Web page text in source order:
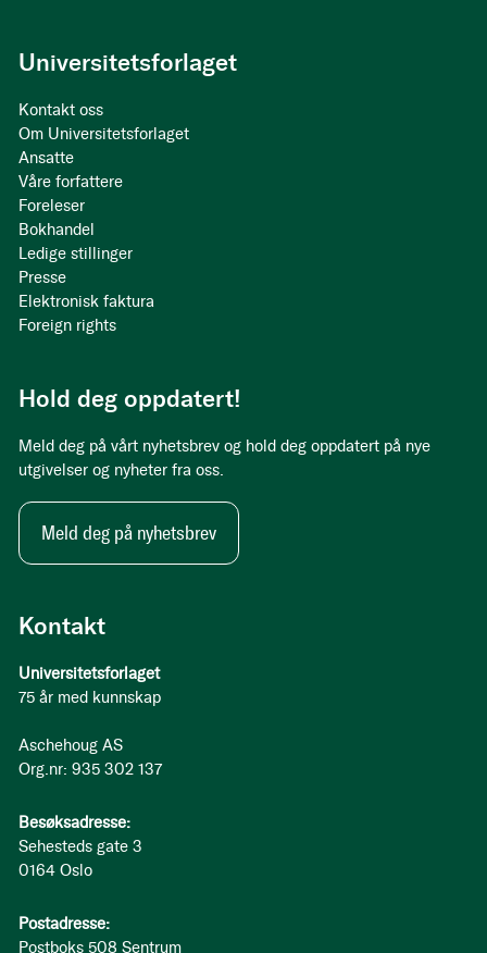
Kontakt
Universitetsforlaget
75 år med kunnskap
Aschehoug AS
Org.nr: 935 302 137
Besøksadresse:
Sehesteds gate 3
0164 Oslo
Postadresse:
Postboks 508 Sentrum
Universitetsforlaget
Kontakt oss
Om Universitetsforlaget
Ansatte
Våre forfattere
Foreleser
Bokhandel
Ledige stillinger
Presse
Elektronisk faktura
Foreign rights
Hold deg oppdatert!
Meld deg på vårt nyhetsbrev og hold deg oppdatert på nye
utgivelser og nyheter fra oss.
Meld deg på nyhetsbrev